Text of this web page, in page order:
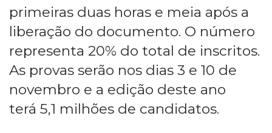
primeiras duas horas e meia após a
liberação do documento. O número
representa 20% do total de inscritos.
As provas serão nos dias 3 e 10 de
novembro e a edição deste ano
terá 5,1 milhões de candidatos.